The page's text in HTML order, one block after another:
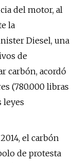
del motor, al
la
Diesel, una
de
carbón, acordó
(780.000 libras
leyes
el carbón
de protesta